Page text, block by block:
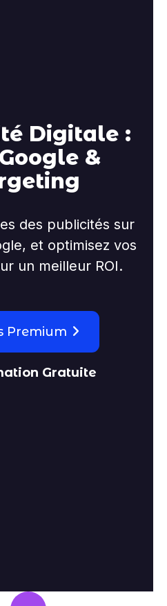
Digitale :
&
des publicités sur
et optimisez vos
un meilleur ROI.
Premium
Gratuite